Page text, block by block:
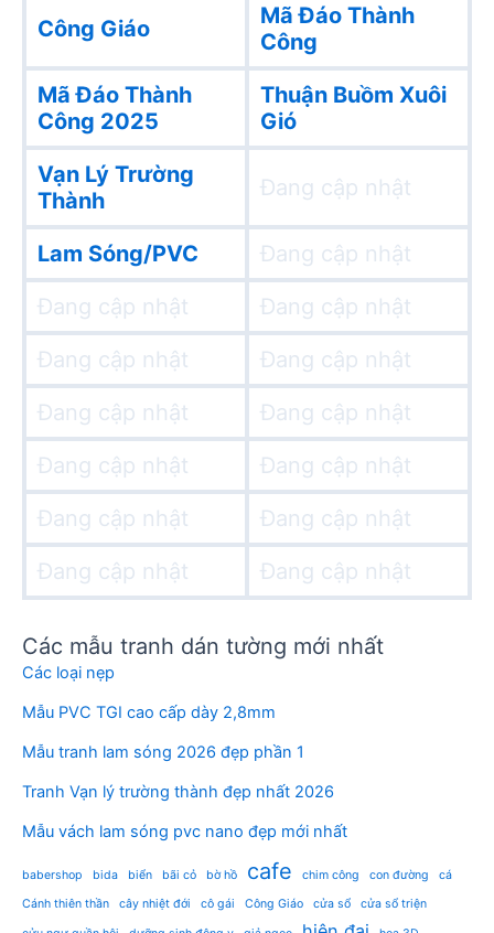
Công Giáo
Mã Đáo Thành
Công
Mã Đáo Thành
Công 2025
Thuận Buồm Xuôi
Gió
Vạn Lý Trường
Thành
Đang cập nhật
Lam Sóng/PVC
Đang cập nhật
Đang cập nhật
Đang cập nhật
Đang cập nhật
Đang cập nhật
Đang cập nhật
Đang cập nhật
Đang cập nhật
Đang cập nhật
Đang cập nhật
Đang cập nhật
Đang cập nhật
Đang cập nhật
Các mẫu tranh dán tường mới nhất
Các loại nẹp
Mẫu PVC TGI cao cấp dày 2,8mm
Mẫu tranh lam sóng 2026 đẹp phần 1
Tranh Vạn lý trường thành đẹp nhất 2026
Mẫu vách lam sóng pvc nano đẹp mới nhất
babershop bida biển bãi cỏ bờ hồ cafe chim công con đường
cá
Cánh thiên thần
cây nhiệt đới cô gái Công Giáo cửa sổ cửa sổ triện